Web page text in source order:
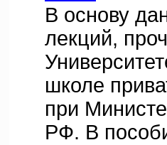
В основу
лекций,
школе
при
РФ. В